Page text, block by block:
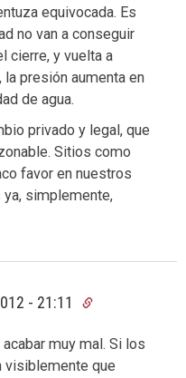
equivocada. Es
no van a conseguir
cierre, y vuelta a
la presión aumenta en
de agua.
privado y legal, que
Sitios como
favor en nuestros
simplemente,
- 21:11
muy mal. Si los
visiblemente que